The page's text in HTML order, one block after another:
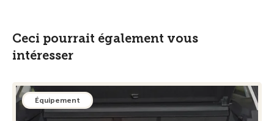
Ceci pourrait également vous
intéresser
Équipement